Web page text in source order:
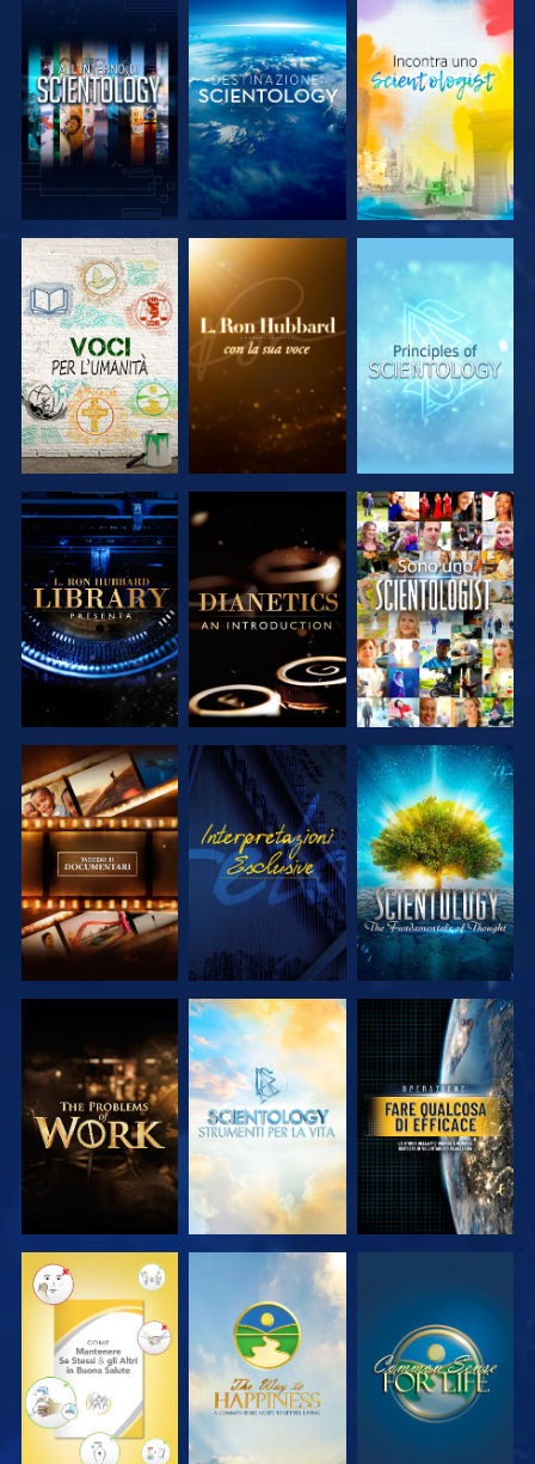
ESPLORA LE
SERIE
ESPLORA LE
SERIE
ESPLORA LE
SERIE
ESPLORA LE
SERIE
ESPLORA LE
SERIE
GUARDA
ESPLORA LE
SERIE
GUARDA
ESPLORA LE
SERIE
ESPLORA LE
SERIE
ESPLORA LE
SERIE
GUARDA
GUARDA GUARDA GUARDA